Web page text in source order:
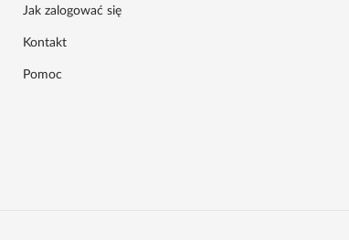
Jak zalogować się
Kontakt
Pomoc